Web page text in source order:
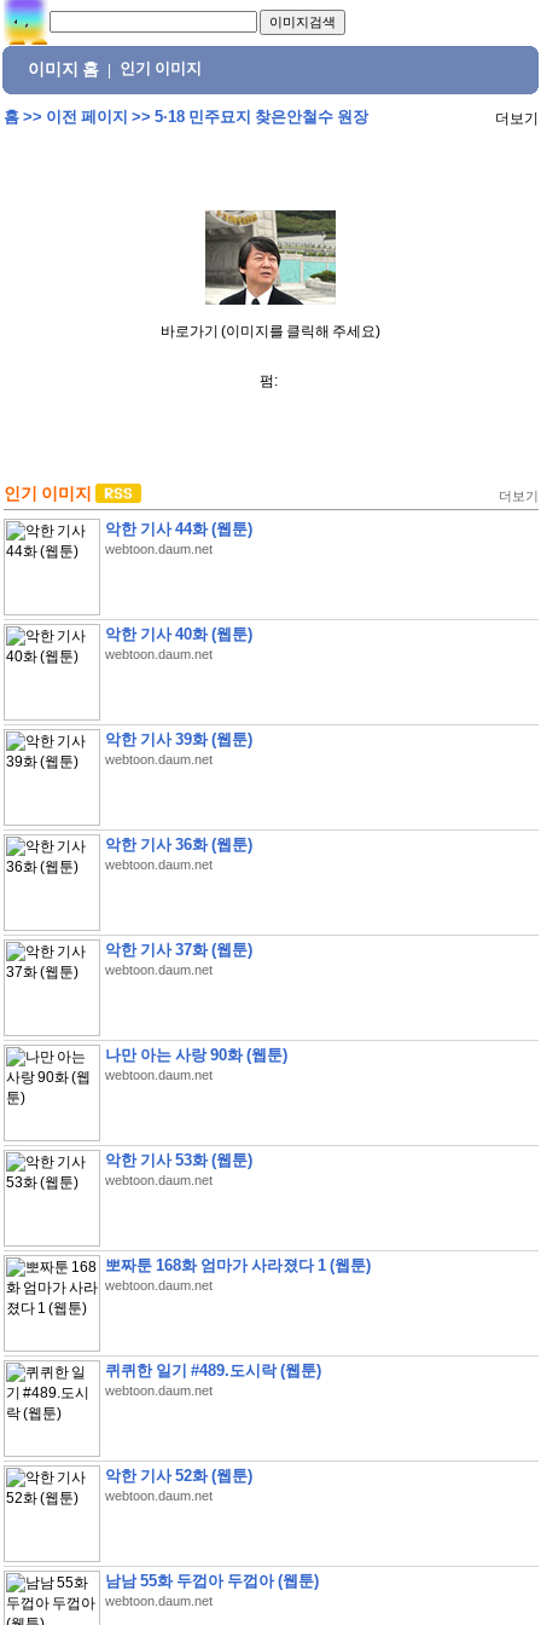
이미지 홈 인기 이미지
홈>> 이전 페이지 >> 5·18 민주묘지 찾은안철수 원장 더보기
바로가기 (이미지를 클릭해 주세요)
펌:
인기 이미지 더보기
악한 기사 44화 (웹툰)
webtoon.daum.net
악한 기사 40화 (웹툰)
webtoon.daum.net
악한 기사 39화 (웹툰)
webtoon.daum.net
악한 기사 36화 (웹툰)
webtoon.daum.net
악한 기사 37화 (웹툰)
webtoon.daum.net
나만 아는 사랑 90화 (웹툰)
webtoon.daum.net
악한 기사 53화 (웹툰)
webtoon.daum.net
뽀짜툰 168화 엄마가 사라졌다 1 (웹툰)
webtoon.daum.net
퀴퀴한 일기 #489.도시락 (웹툰)
webtoon.daum.net
악한 기사 52화 (웹툰)
webtoon.daum.net
남남 55화 두껍아 두껍아 (웹툰)
webtoon.daum.net